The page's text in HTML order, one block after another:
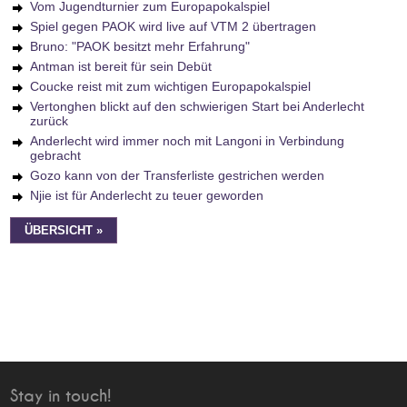
Vom Jugendturnier zum Europapokalspiel
Spiel gegen PAOK wird live auf VTM 2 übertragen
Bruno: "PAOK besitzt mehr Erfahrung"
Antman ist bereit für sein Debüt
Coucke reist mit zum wichtigen Europapokalspiel
Vertonghen blickt auf den schwierigen Start bei Anderlecht
zurück
Anderlecht wird immer noch mit Langoni in Verbindung
gebracht
Gozo kann von der Transferliste gestrichen werden
Njie ist für Anderlecht zu teuer geworden
ÜBERSICHT »
Stay in touch!